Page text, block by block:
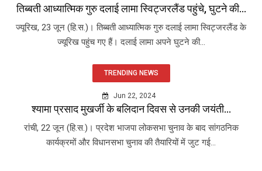
तिब्बती आध्यात्मिक गुरु दलाई लामा स्विट्जरलैंड पहुंचे, घुटने की...
ज्यूरिख, 23 जून (हि.स.)। तिब्बती आध्यात्मिक गुरु दलाई लामा स्विट्जरलैंड के
ज्यूरिख पहुंच गए हैं। दलाई लामा अपने घुटने की...
TRENDING NEWS
Jun 22, 2024
श्यामा प्रसाद मुखर्जी के बलिदान दिवस से उनकी जयंती...
रांची, 22 जून (हि.स.)। प्रदेश भाजपा लोकसभा चुनाव के बाद सांगठनिक
कार्यक्रमों और विधानसभा चुनाव की तैयारियों में जुट गई...